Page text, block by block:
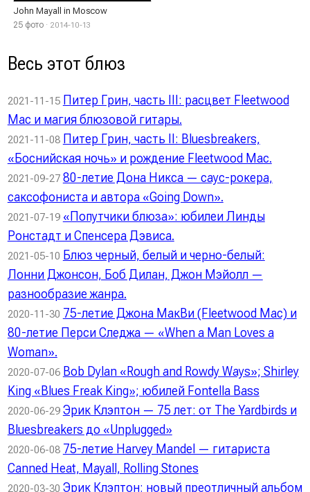
John Mayall in Moscow
25 фото · 2014-10-13
Весь этот блюз
2021-11-15 Питер Грин, часть III: расцвет Fleetwood
Mac и магия блюзовой гитары.
2021-11-08 Питер Грин, часть II: Bluesbreakers,
«Боснийская ночь» и рождение Fleetwood Mac.
2021-09-27 80-летие Дона Никса — саус-рокера,
саксофониста и автора «Going Down».
2021-07-19 «Попутчики блюза»: юбилеи Линды
Ронстадт и Спенсера Дэвиса.
2021-05-10 Блюз черный, белый и черно-белый:
Лонни Джонсон, Боб Дилан, Джон Мэйолл —
разнообразие жанра.
2020-11-30 75-летие Джона МакВи (Fleetwood Mac) и
80-летие Перси Следжа — «When a Man Loves a
Woman».
2020-07-06 Bob Dylan «Rough and Rowdy Ways»; Shirley
King «Blues Freak King»; юбилей Fontella Bass
2020-06-29 Эрик Клэптон — 75 лет: от The Yardbirds и
Bluesbreakers до «Unplugged»
2020-06-08 75-летие Harvey Mandel — гитариста
Canned Heat, Mayall, Rolling Stones
2020-03-30 Эрик Клэптон: новый преотличный альбом